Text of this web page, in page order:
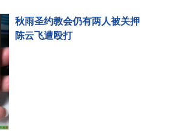
秋雨圣约教会仍有两人被关押
陈云飞遭殴打